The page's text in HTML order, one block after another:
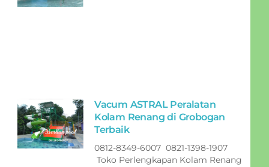
Vacum ASTRAL Peralatan
Kolam Renang di Grobogan
Terbaik
0812-8349-6007 0821-1398-1907
Toko Perlengkapan Kolam Renang